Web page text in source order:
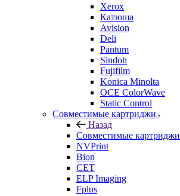
Xerox
Катюша
Avision
Deli
Pantum
Sindoh
Fujifilm
Konica Minolta
OCE ColorWave
Static Control
Совместимые картриджи
Назад
Совместимые картриджи
NVPrint
Bion
CET
ELP Imaging
Fplus